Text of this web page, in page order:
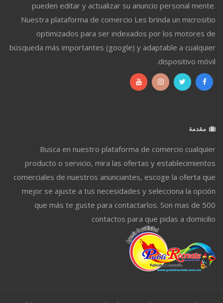
pueden editar y actualizar su anuncio personal mente.
Nuestra plataforma de comercio Les brinda un micrositio
optimizados para ser indexados por los motores de
búsqueda más importantes (google) y adaptable a cualquier
dispositivo móvil.
مقدمة
Busca en nuestro plataforma de comercio cualquier
producto o servicio, mira las ofertas y establecimientos
comerciales de nuestros anunciantes, escoge la oferta que
mejor se ajuste a tus necesidades y selecciona la opción
que más te guste para contactarlos. Son mas de 500
contactos para que pidas a domicilio